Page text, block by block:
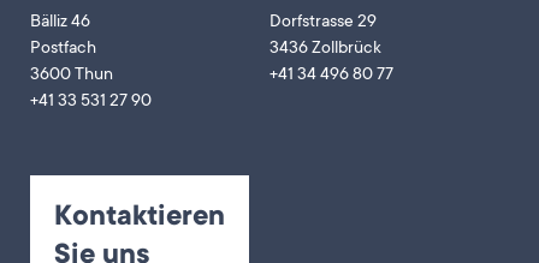
Bälliz 46
Postfach
3600 Thun
+41 33 531 27 90
Dorfstrasse 29
3436 Zollbrück
+41 34 496 80 77
Kontaktieren